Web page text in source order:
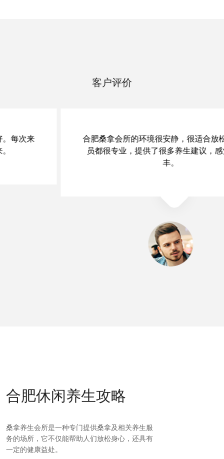
客户评价
合肥桑拿会所的环境很安静，很适合放松。服务人
员都很专业，提供了很多养生建议，感觉收获颇
合肥休闲养生攻略
桑拿养生会所是一种专门提供桑拿及相关养生服
务的场所，它不仅能帮助人们放松身心，还具有
一定的健康益处。